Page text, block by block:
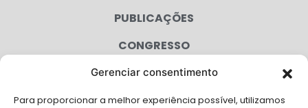
Gerenciar consentimento
Para proporcionar a melhor experiência possível, utilizamos
PUBLICAÇÕES
CONGRESSO
AGENDA
CAMPANHAS